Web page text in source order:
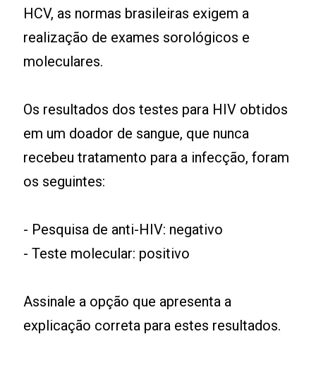
HCV, as normas brasileiras exigem a
realização de exames sorológicos e
moleculares.
Os resultados dos testes para HIV obtidos
em um doador de sangue, que nunca
recebeu tratamento para a infecção, foram
os seguintes:
- Pesquisa de anti-HIV: negativo
- Teste molecular: positivo
Assinale a opção que apresenta a
explicação correta para estes resultados.